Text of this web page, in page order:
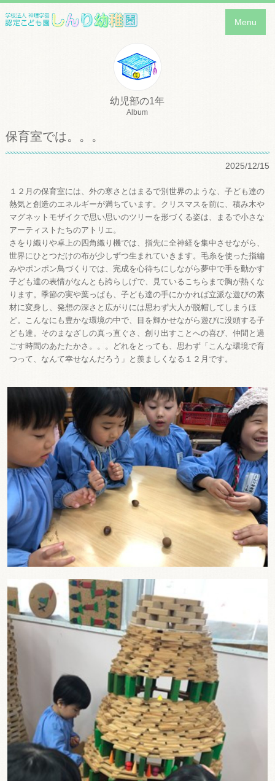
Menu
幼児部の1年
Album
保育室では。。。
2025/12/15
１２月の保育室には、外の寒さとはまるで別世界のような、子ども達の
熱気と創造のエネルギーが満ちています。ク リスマスを前に、積み木や
マグネットモザイクで思い思いのツリーを形づくる姿は、まるで小さな
アーティストたちのアトリエ。
さをり織りや卓上の四角織り機では、指先に全神経を集中させながら、
世界にひとつだけの布が少しずつ生まれていきます。毛糸を使った指編
みやポンポン鳥づくりでは、完成を心待ちにしながら夢中で手を動かす
子ども達の表情がなんとも誇らしげで、見ているこちらまで胸が熱くな
ります。季節の実や葉っぱも、子ども達の手にかかれば立派な遊びの素
材に変身し、発想の深さと広がりには思わず大人が脱帽してしまうほ
ど。 こんなにも豊かな環境の中で、目を輝かせながら遊びに没頭する子
ども達。 そのまなざしの真っ直ぐさ、創り出すことへの喜び、仲間と過
ごす時間のあたたかさ。。。どれをとっても、思わず「こんな環境で育
つって、なんて幸せなんだろう」と羨ましくなる１２月です。